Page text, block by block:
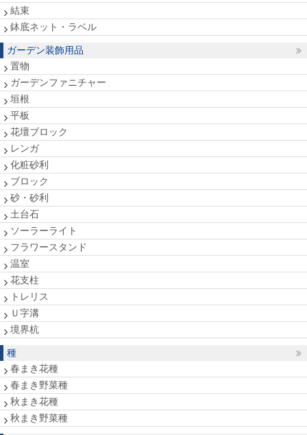
結束
鉢底ネット・ラベル
ガーデン装飾用品
置物
ガーデンファニチャー
垣根
平板
花壇ブロック
レンガ
化粧砂利
ブロック
砂・砂利
土台石
ソーラーライト
フラワースタンド
温室
花支柱
トレリス
Ｕ字溝
境界杭
種
春まき花種
春まき野菜種
秋まき花種
秋まき野菜種